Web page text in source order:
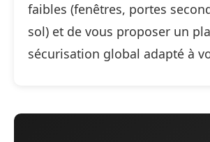
faibles (fenêtres, portes
sol) et de vous proposer un
sécurisation global adapté à